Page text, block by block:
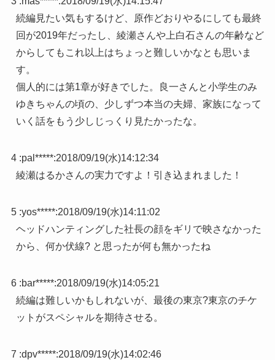
続編見たい気もするけど、原作どおりやるにしても最終
回が2019年だったし、綾瀬さんや上白石さんの年齢など
からしてもこれ以上はちょっと難しいかなとも思いま
す。
個人的には第1章が好きでした。良一さんと小学生のみ
ゆきちゃんの頃の、少しずつ本当の夫婦、家族になって
いく話をもう少しじっくり見たかったな。
4 :pal*****:2018/09/19(水)14:12:34
綾瀬はるかさんの実力ですよ！引き込まれました！
5 :yos*****:2018/09/19(水)14:11:02
ヘッドハンティングした社長の顔をギリで映さなかった
から、何か伏線? と思ったが何も無かったね
6 :bar*****:2018/09/19(水)14:05:21
続編は難しいかもしれないが、最後の東京?東京のチケ
ットがスペシャルを期待させる。
7 :dpv*****:2018/09/19(水)14:02:46